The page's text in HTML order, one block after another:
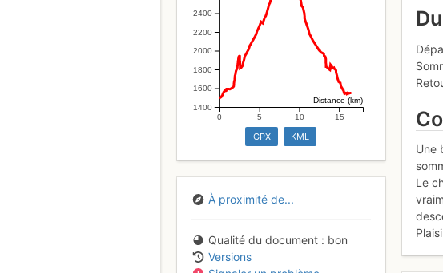
1400
1600
1800
2000
2200
2400
0 5 10 15
Distance (km)
GPX KML
À proximité de...
Qualité du document
bon
Versions
Une
Le